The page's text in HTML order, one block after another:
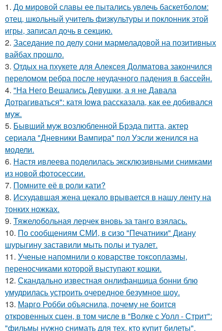
1. До мировой славы ее пытались увлечь баскетболом:
отец, школьный учитель физкультуры и поклонник этой
игры, записал дочь в секцию.
2. Заседание по делу сони мармеладовой на позитивных
вайбах прошло.
3. Отдых на пхукете для Алексея Долматова закончился
переломом ребра после неудачного падения в бассейн.
4. "На Него Вешались Девушки, а я не Давала
Дотрагиваться": катя Iowa рассказала, как ее добивался
муж.
5. Бывший муж возлюбленной Брэда питта, актер
сериала "Дневники Вампира" пол Уэсли женился на
модели.
6. Настя ивлеева поделилась эксклюзивными снимками
из новой фотосессии.
7. Помните её в роли кати?
8. Исхудавшая жена цекало врывается в нашу ленту на
тонких ножках.
9. Тяжелобольная лерчек вновь за танго взялась.
10. По сообщениям СМИ, в сизо "Печатники" Диану
шурыгину заставили мыть полы и туалет.
11. Ученые напомнили о коварстве токсоплазмы,
переносчиками которой выступают кошки.
12. Скандально известная онлифанщица бонни блю
умудрилась устроить очередное безумное шоу.
13. Марго Робби объяснила, почему не боится
откровенных сцен, в том числе в "Волке с Уолл - Стрит":
"фильмы нужно снимать для тех, кто купит билеты".